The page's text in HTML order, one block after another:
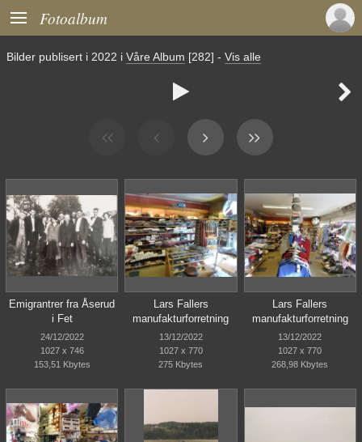
 Fotoalbum
Bilder publisert i 2022 i Våre Album [282] - Vis alle
 
Emigrantrer fra Åserud
i Fet
24/12/2022
1027 x 746
153,51 Kbytes
Lars Fallers
manufakturforretning
13/12/2022
1027 x 770
275 Kbytes
Lars Fallers
manufakturforretning
13/12/2022
1027 x 770
268,98 Kbytes